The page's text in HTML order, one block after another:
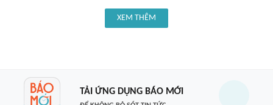
XEM THÊM
TẢI ỨNG DỤNG BÁO MỚI